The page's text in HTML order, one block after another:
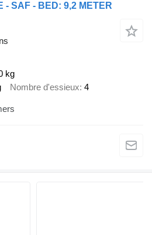
- SAF - BED: 9,2 METER
kg
Nombre d'essieux 4